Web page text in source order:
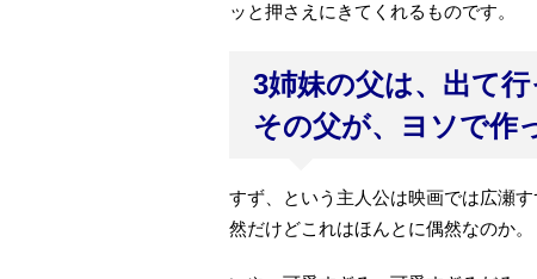
ッと押さえにきてくれるものです。
3姉妹の父は、出て行
その父が、ヨソで作
すず、という主人公は映画では広瀬
然だけどこれはほんとに偶然なのか。